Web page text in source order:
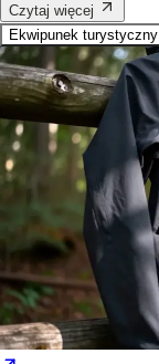
Czytaj więcej
Ekwipunek turystyczny